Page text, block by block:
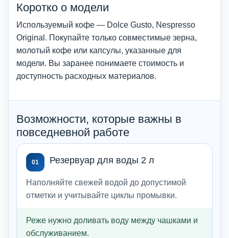
Коротко о модели
Используемый кофе — Dolce Gusto, Nespresso
Original. Покупайте только совместимые зерна,
молотый кофе или капсулы, указанные для
модели. Вы заранее понимаете стоимость и
доступность расходных материалов.
Возможности, которые важны в
повседневной работе
01 Резервуар для воды 2 л
Наполняйте свежей водой до допустимой
отметки и учитывайте циклы промывки.
Реже нужно доливать воду между чашками и
обслуживанием.